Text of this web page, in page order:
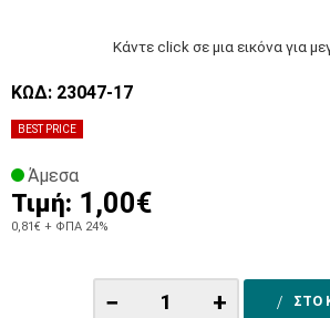
Κάντε click σε μια εικόνα για
BEST PRICE
ΚΩΔ: 23047-17
Άμεσα
Τιμή: 1,00€
0,81€ + ΦΠΑ 24%
− + ΣΤΟ